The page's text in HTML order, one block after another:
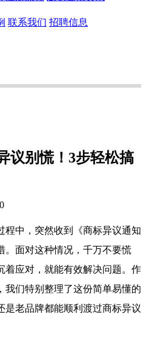
联系我们 招聘信息
议别慌！3步轻松搞
程中，突然收到《商标异议通知
。面对这种情况，千万不要慌
着应对，就能有效解决问题。作
我们特别整理了这份简单易懂的
是老品牌都能顺利渡过商标异议